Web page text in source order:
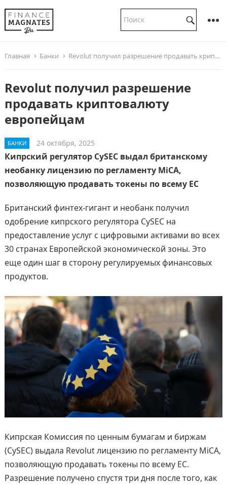
Главная Банки Revolut получил разрешение продавать криптовалюту европейцам
Revolut получил разрешение
продавать криптовалюту
европейцам
БАНКИ 24 октября, 2025
Кипрский регулятор CySEC выдал британскому
необанку лицензию по регламенту MiCA,
позволяющую продавать токены по всему ЕС
Британский финтех-гигант и необанк получил
одобрение кипрского регулятора CySEC на
предоставление услуг с цифровыми активами во всех
30 странах Европейской экономической зоны. Это
еще один шаг в сторону регулируемых финансовых
продуктов.
Кипрская Комиссия по ценным бумагам и биржам
(CySEC) выдала Revolut лицензию по регламенту MiCA,
позволяющую продавать токены по всему ЕС.
Разрешение получено спустя три дня после того, как